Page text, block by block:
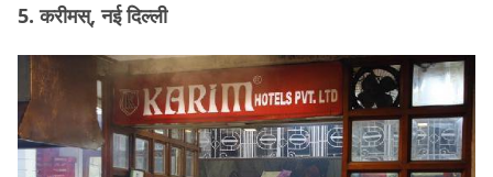
5. करीमस्, नई दिल्ली